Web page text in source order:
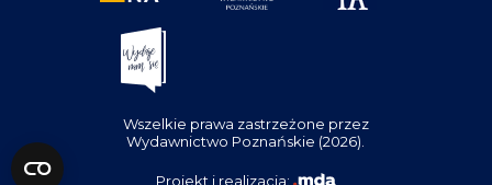
Wszelkie prawa zastrzeżone przez
Wydawnictwo Poznańskie (2026).
Projekt i realizacja: